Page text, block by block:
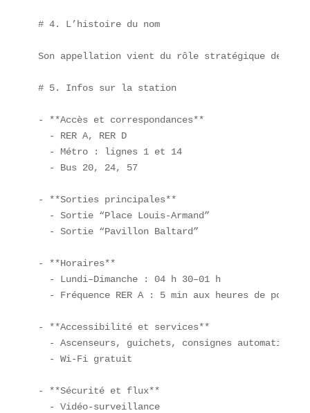
# 4. L’histoire du nom
Son appellation vient du rôle stratégique de
# 5. Infos sur la station
- **Accès et correspondances**
  - RER A, RER D
  - Métro : lignes 1 et 14
  - Bus 20, 24, 57
- **Sorties principales**
  - Sortie “Place Louis-Armand”
  - Sortie “Pavillon Baltard”
- **Horaires**
  - Lundi–Dimanche : 04 h 30–01 h
- Fréquence RER A : 5 min aux heures de
- **Accessibilité et services**
- Ascenseurs, guichets, consignes
  - Wi-Fi gratuit
- **Sécurité et flux**
  - Vidéo-surveillance